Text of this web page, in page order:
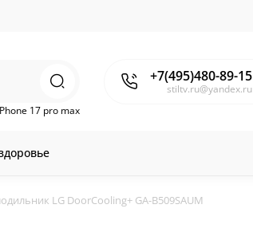
+7(495)480-89-15
stiltv.ru@yandex.ru
17 pro max
LG DoorCooling+ GA-B509SAUM